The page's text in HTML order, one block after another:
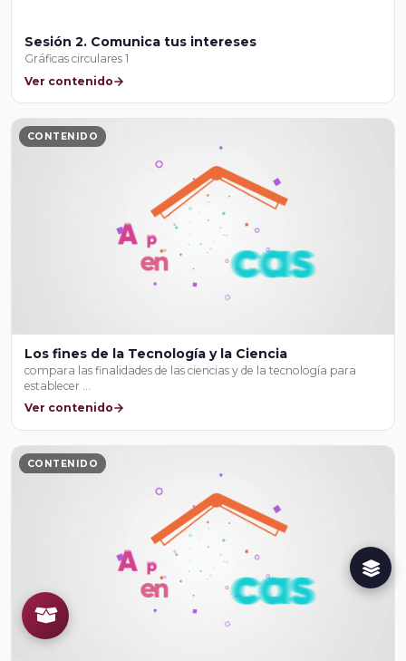
Sesión 2. Comunica tus intereses
Gráficas circulares 1
Ver contenido
CONTENIDO
Los fines de la Tecnología y la Ciencia
compara las finalidades de las ciencias y de la tecnología para
establecer …
Ver contenido
CONTENIDO